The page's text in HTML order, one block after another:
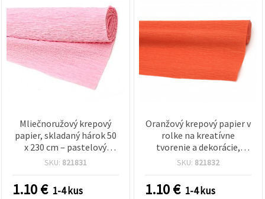
Mliečnoružový krepový
papier, skladaný hárok 50
x 230 cm – pastelový
kreatívny papier na DIY
balenie darčekov
SKU: 821831
1.10€ 1-4 kus
Oranžový krepový papier v
rolke na kreatívne
tvorenie a dekorácie,
50x230 cm
SKU: 821832
1.10€ 1-4 kus